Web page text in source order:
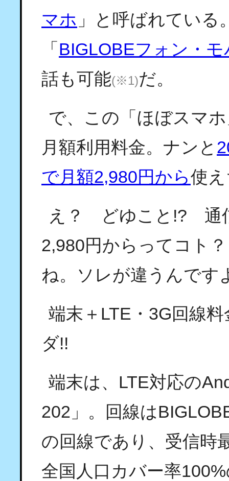
マホ 」と呼ばれてい
「 BIGLOBEフォン・
話も可能(※1)だ。
で、この「ほぼスマ
月額利用料金。ナンと
で月額2,980円から使
え？ どゆこと!? 通
2,980円からってコト
ね。ソレが違うんです
端末＋LTE・3G回線
ダ!!
端末は、LTE対応の
202」。回線は
の回線であり、受信時
全国人口カバー率